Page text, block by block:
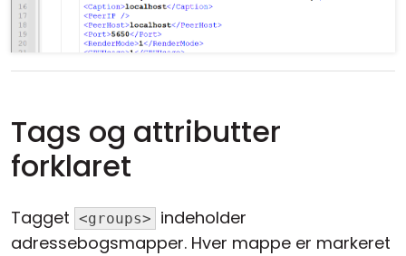
Tags og attributter
forklaret
Tagget <groups>
indeholder
adressebogsmapper. Hver mappe er markeret